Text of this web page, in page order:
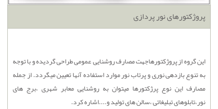
پروژکتورهای نور پردازی
این گروه از پروژکتورهاجهت مصارف روشنایی عمومی طراحی گردیده و با توجه
به تنوع بازدهی نوری و پرتاب نور موارد استفاده آنها تعیین میگردد. از جمله
مصارف این نوع پرژکتورها میتوان به روشنایی معابر شهری ،برج های
نور،تابلوهای تبلیغاتی ،سالن های تولید و....اشاره کرد.